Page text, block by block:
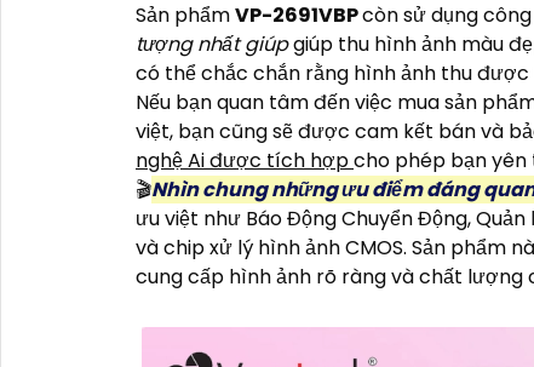
Sản phẩmVP-2691VBPcòn sử dụng
tượng nhất giúpgiúp thu hình ảnh màu
có thể chắc chắn rằng hình ảnh thu
Nếu bạn quan tâm đến việc mua sản
việt, bạn cũng sẽ được cam kết bán và
nghệ Ai được tích hợpcho phép bạn
🎬Nhìn chung những ưu điểm đáng
ưu việt như Báo Động Chuyển Động,
và chip xử lý hình ảnh CMOS. Sản phẩm
cung cấp hình ảnh rõ ràng và chất lượng